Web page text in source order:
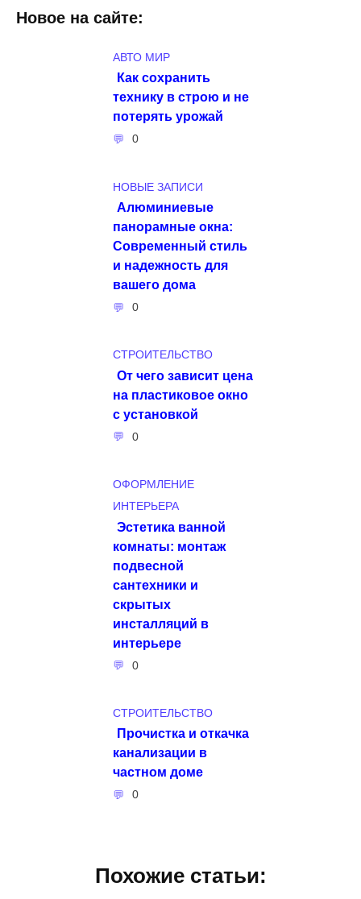
Новое на сайте:
АВТО МИР
Как сохранить
технику в строю и не
потерять урожай
0
НОВЫЕ ЗАПИСИ
Алюминиевые
панорамные окна:
Современный стиль
и надежность для
вашего дома
0
СТРОИТЕЛЬСТВО
От чего зависит цена
на пластиковое окно
с установкой
0
ОФОРМЛЕНИЕ
ИНТЕРЬЕРА
Эстетика ванной
комнаты: монтаж
подвесной
сантехники и
скрытых
инсталляций в
интерьере
0
СТРОИТЕЛЬСТВО
Прочистка и откачка
канализации в
частном доме
0
Похожие статьи: